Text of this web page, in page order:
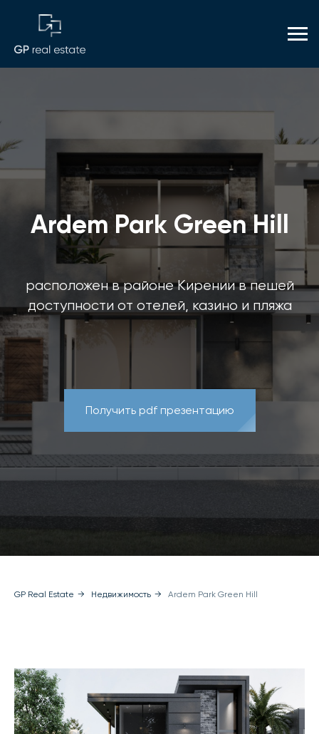
Ardem Park Green Hill
расположен в районе Кирении в пешей
доступности от отелей, казино и пляжа
Получить pdf презентацию
GP Real Estate → Недвижимость → Ardem Park Green Hill